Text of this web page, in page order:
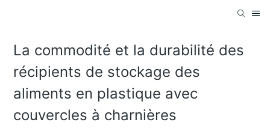
La commodité et la durabilité des
récipients de stockage des
aliments en plastique avec
couvercles à charnières